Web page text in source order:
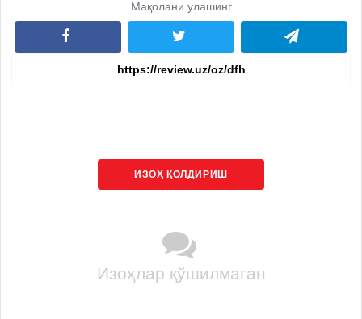
Мақолани улашинг
ИЗОҲ ҚОЛДИРИШ
Изоҳлар қўшилмаган